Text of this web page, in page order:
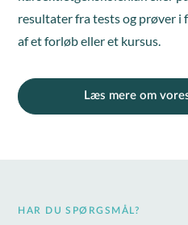
resultater fra tests og prøver i
af et forløb eller et kursus.
Læs mere om
HAR DU SPØRGSMÅL?